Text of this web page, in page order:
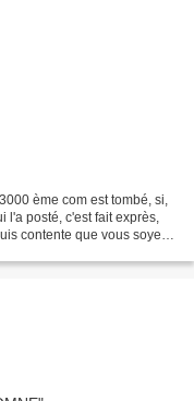
ème com est tombé, si,
l'a posté, c'est fait exprès,
contente que vous soyez